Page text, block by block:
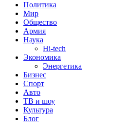
Политика
Мир
Общество
Армия
Наука
Hi-tech
Экономика
Энергетика
Бизнес
Спорт
Авто
ТВ и шоу
Культура
Блог